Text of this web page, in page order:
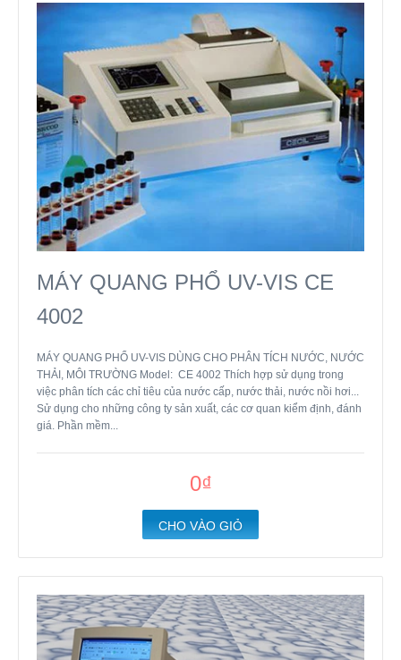
MÁY QUANG PHỔ UV-VIS CE
4002
MÁY QUANG PHỔ UV-VIS DÙNG CHO PHÂN TÍCH NƯỚC, NƯỚC
THẢI, MÔI TRƯỜNG Model: CE 4002 Thích hợp sử dụng trong
việc phân tích các chỉ tiêu của nước cấp, nước thải, nước nồi hơi...
Sử dụng cho những công ty sản xuất, các cơ quan kiểm định, đánh
giá. Phần mềm...
0₫
CHO VÀO GIỎ